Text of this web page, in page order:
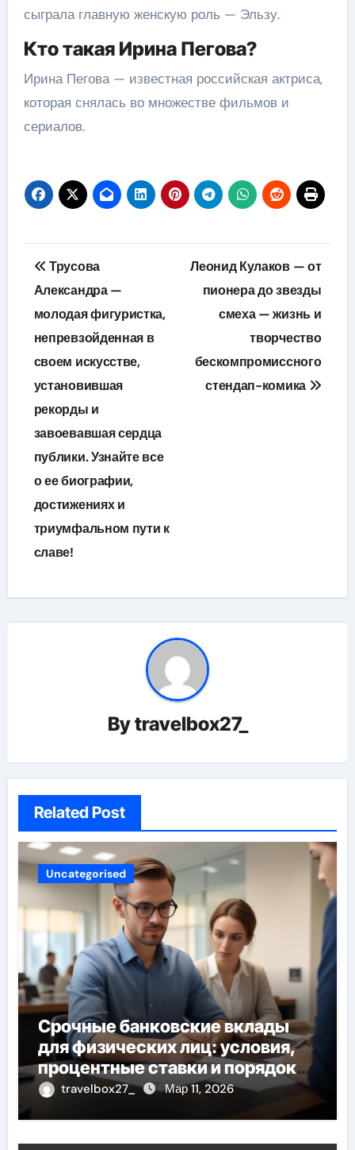
сыграла главную женскую роль — Эльзу.
Кто такая Ирина Пегова?
Ирина Пегова — известная российская актриса,
которая снялась во множестве фильмов и
сериалов.
Навигация
по
записям
Трусова
Александра —
молодая фигуристка,
непревзойденная в
своем искусстве,
установившая
рекорды и
завоевавшая сердца
публики. Узнайте все
о ее биографии,
достижениях и
триумфальном пути к
славе!
Леонид Кулаков — от
пионера до звезды
смеха — жизнь и
творчество
бескомпромиссного
стендап-комика
Bytravelbox27_
Related Post
Uncategorised
Срочные банковские вклады
для физических лиц: условия,
процентные ставки и порядок
открытия
travelbox27_ Мар 11, 2026